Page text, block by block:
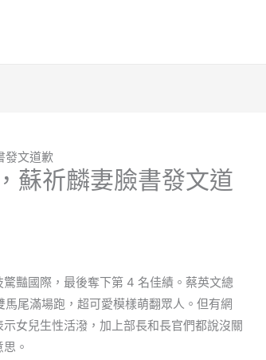
發文道歉
蘇祈麟妻臉書發文道
豔國際，最後奪下第 4 名佳績。蔡英文總
尾滿場跑，超可愛模樣萌翻眾人。但有網
女兒生性活潑，加上部長和長官們都說沒關
。